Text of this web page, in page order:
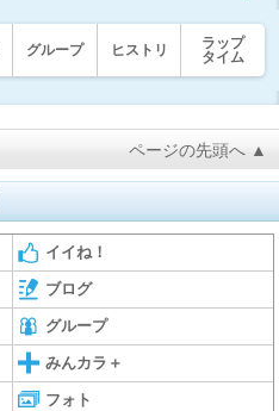
グループ ヒストリ
ラップ
タイム
ページの先頭へ ▲
イイね！
ブログ
グループ
みんカラ＋
フォト